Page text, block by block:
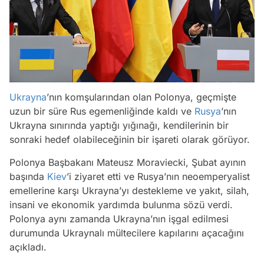
Ukrayna’nın komşularından olan Polonya, geçmişte
uzun bir süre Rus egemenliğinde kaldı ve Rusya’nın
Ukrayna sınırında yaptığı yığınağı, kendilerinin bir
sonraki hedef olabileceğinin bir işareti olarak görüyor.
Polonya Başbakanı Mateusz Moraviecki, Şubat ayının
başında Kiev’i ziyaret etti ve Rusya’nın neoemperyalist
emellerine karşı Ukrayna’yı destekleme ve yakıt, silah,
insani ve ekonomik yardımda bulunma sözü verdi.
Polonya aynı zamanda Ukrayna’nın işgal edilmesi
durumunda Ukraynalı mültecilere kapılarını açacağını
açıkladı.